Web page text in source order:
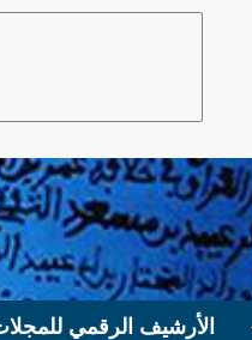
الأرشيف الرقمي